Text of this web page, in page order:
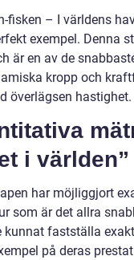
fisken – I världens
exempel. Denna
är en av de
kropp och
överlägsen hastighet.
i världen”
har möjliggjort
som är det allra
kunnat fastställa
på deras